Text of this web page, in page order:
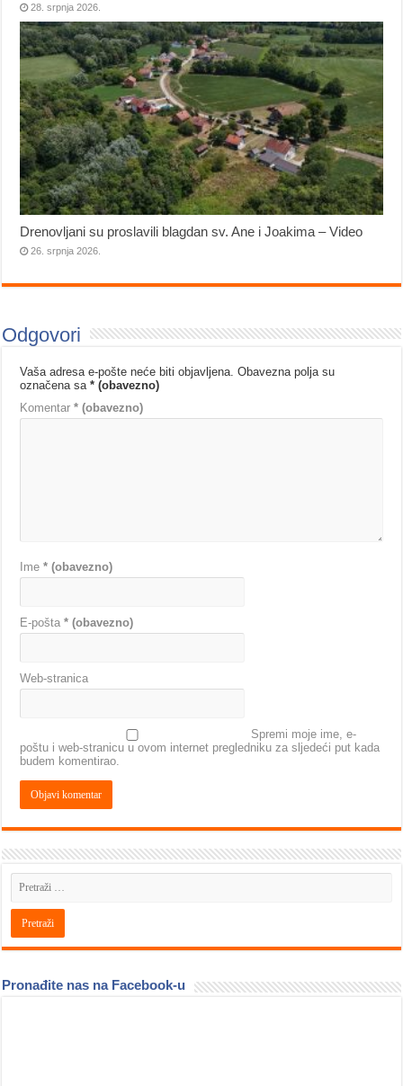
28. srpnja 2026.
Drenovljani su proslavili blagdan sv. Ane i Joakima – Video
26. srpnja 2026.
Odgovori
Vaša adresa e-pošte neće biti objavljena. Obavezna polja su
označena sa* (obavezno)
Komentar* (obavezno)
Ime* (obavezno)
E-pošta* (obavezno)
Web-stranica
Spremi moje ime, e-
poštu i web-stranicu u ovom internet pregledniku za sljedeći put kada
budem komentirao.
Pronađite nas na Facebook-u